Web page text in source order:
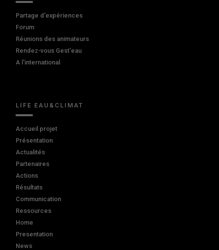
Partage d'expériences
Forum
Réunions des animateurs
Rendez-vous Gest'eau
A l'international
LIFE EAU&CLIMAT
Accueil projet
Présentation
Actualités
Partenaires
Actions
Résultats
Communication
Ressources
Home
Presentation
News